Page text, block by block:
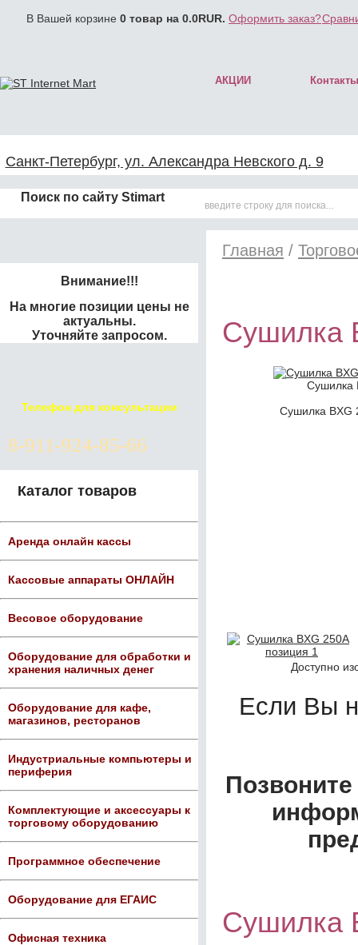
В Вашей корзине 0 товар на 0.0RUR. Оформить заказ?
АКЦИИ Контакты
Санкт-Петербург, ул. Александра Невского д. 9
Поиск по сайту Stimart
Внимание!!!
На многие позиции цены не
актуальны.
Уточняйте запросом.
Телефон для консультации
8-911-924-85-66
Каталог товаров
Аренда онлайн кассы
Кассовые аппараты ОНЛАЙН
Весовое оборудование
Оборудование для обработки и
хранения наличных денег
Оборудование для кафе,
магазинов, ресторанов
Индустриальные компьютеры и
периферия
Комплектующие и аксессуары к
торговому оборудованию
Программное обеспечение
Оборудование для ЕГАИС
Офисная техника
Главная /
Сушилка
Сушилка
Сушилка BXG
Доступно
Если Вы
Сушилка